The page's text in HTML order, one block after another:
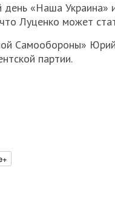
день «Наша
Луценко может
Самообороны»
партии.